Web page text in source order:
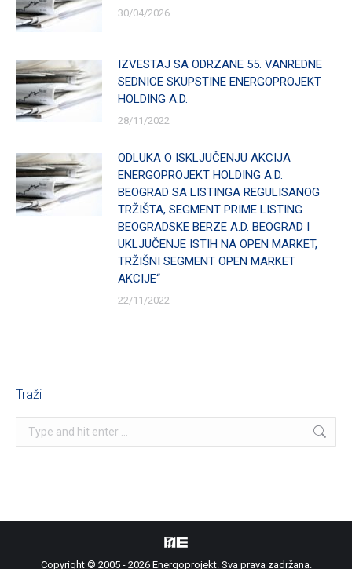
30/04/2026
IZVESTAJ SA ODRZANE 55. VANREDNE
SEDNICE SKUPSTINE ENERGOPROJEKT
HOLDING A.D.
28/11/2022
ODLUKA O ISKLJUČENJU AKCIJA
ENERGOPROJEKT HOLDING A.D.
BEOGRAD SA LISTINGA REGULISANOG
TRŽIŠTA, SEGMENT PRIME LISTING
BEOGRADSKE BERZE A.D. BEOGRAD I
UKLJUČENJE ISTIH NA OPEN MARKET,
TRŽIŠNI SEGMENT OPEN MARKET
AKCIJE“
22/11/2022
Traži
Search:
Copyright © 2005 - 2026 Energoprojekt. Sva prava zadržana.